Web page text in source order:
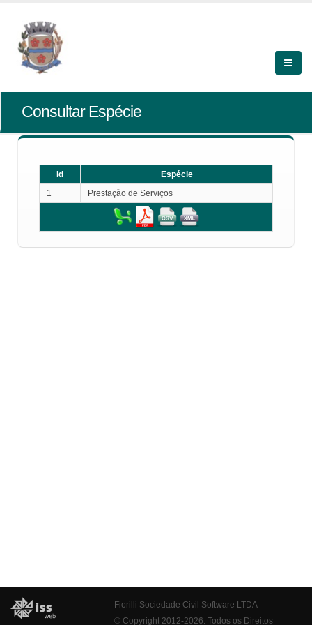
Consultar Espécie
Id
Espécie
1
Prestação de Serviços
Fiorilli Sociedade Civil Software LTDA
© Copyright 2012-2026. Todos os Direitos